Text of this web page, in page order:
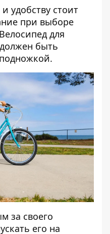
удобству стоит
при выборе
для
быть
за своего
его на